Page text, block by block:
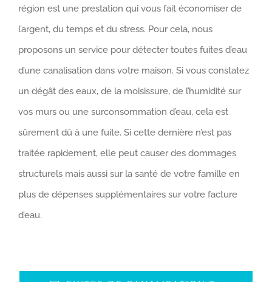
région est une prestation qui vous fait économiser de
l’argent, du temps et du stress. Pour cela, nous
proposons un service pour détecter toutes fuites d’eau
d’une canalisation dans votre maison. Si vous constatez
un dégât des eaux, de la moisissure, de l’humidité sur
vos murs ou une surconsommation d’eau, cela est
sûrement dû à une fuite. Si cette dernière n’est pas
traitée rapidement, elle peut causer des dommages
structurels mais aussi sur la santé de votre famille en
plus de dépenses supplémentaires sur votre facture
d’eau.